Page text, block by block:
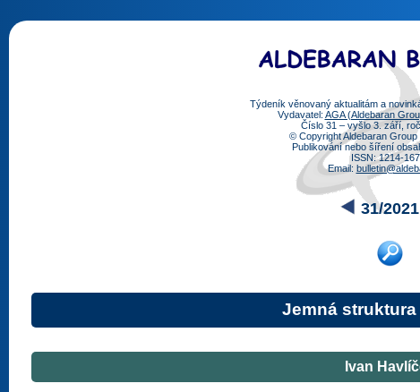
Týdeník věnovaný aktualitám a
Vydavatel: AGA (Aldebaran
Číslo 31 – vyšlo 3. září,
© Copyright Aldebaran
Publikování nebo šíření
ISSN: 1214-
Email:
31/2021
Jemná struktura
Ivan